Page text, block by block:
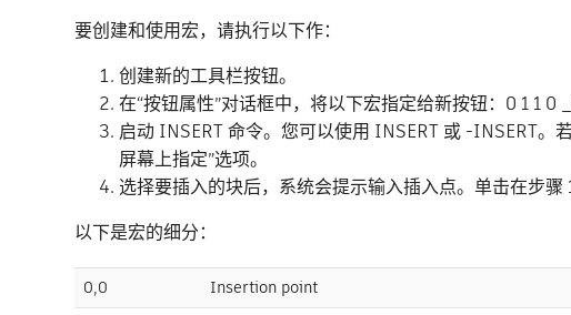
要创建和使用宏，请执行以下作：
创建新的工具栏按钮。
在“按钮属性”对话框中，将以下宏指定给新按钮：0 1 1 0
启动 INSERT 命令。您可以使用 INSERT 或 -INSERT。
屏幕上指定”选项。
选择要插入的块后，系统会提示输入插入点。单击在步骤
以下是宏的细分：
0,0
Insertion point